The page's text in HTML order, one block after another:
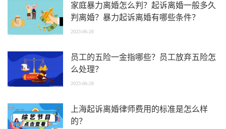
家庭暴力离婚怎么判？起诉离婚一般多久
判离婚？暴力起诉离婚有哪些条件？
2023-06-28
员工的五险一金指哪些？员工放弃五险怎
么处理？
2023-06-28
上海起诉离婚律师费用的标准是怎么样
的？